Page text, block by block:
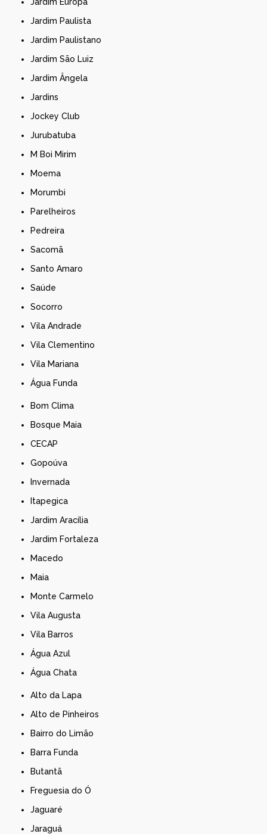
Jardim Paulista
Jardim Paulistano
Jardim São Luiz
Jardim Ângela
Jardins
Jockey Club
Jurubatuba
M Boi Mirim
Moema
Morumbi
Parelheiros
Pedreira
Sacomã
Santo Amaro
Saúde
Socorro
Vila Andrade
Vila Clementino
Vila Mariana
Água Funda
Bom Clima
Bosque Maia
CECAP
Gopoúva
Invernada
Itapegica
Jardim Aracília
Jardim Fortaleza
Macedo
Maia
Monte Carmelo
Vila Augusta
Vila Barros
Água Azul
Água Chata
Alto da Lapa
Alto de Pinheiros
Bairro do Limão
Barra Funda
Butantã
Freguesia do Ó
Jaguaré
Jaraguá